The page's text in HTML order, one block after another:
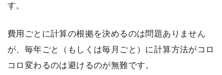
す。
費用ごとに計算の根拠を決めるのは問題ありません
が、毎年ごと（もしくは毎月ごと）に計算方法がコロ
コロ変わるのは避けるのが無難です。